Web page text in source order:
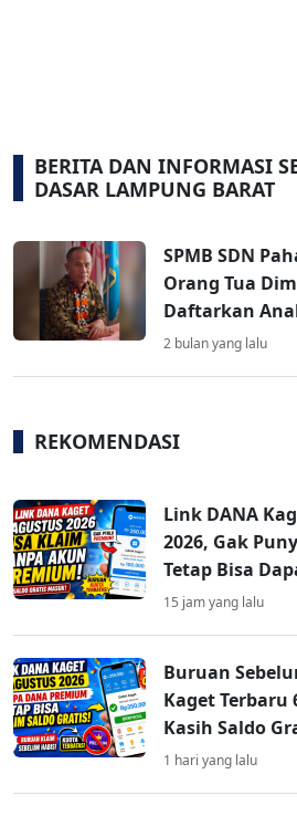
BERITA DAN INFORMASI
DASAR LAMPUNG BARAT
SPMB SDN
Orang Tua
Daftarkan
2 bulan yang lalu
REKOMENDASI
Link DANA
2026, Gak
Tetap Bisa
15 jam yang lalu
Buruan
Kaget Terbaru
Kasih Saldo
1 hari yang lalu